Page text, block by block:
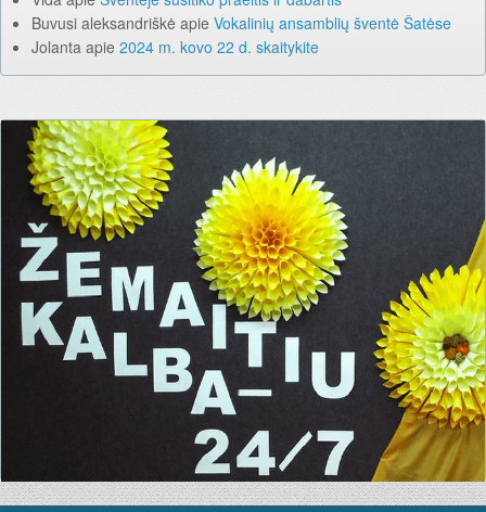
Buvusi aleksandriškė apie Vokalinių ansamblių šventė Šatėse
Jolanta apie 2024 m. kovo 22 d. skaitykite